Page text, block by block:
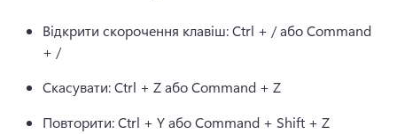
Відкрити скорочення клавіш: Ctrl + / або Command
+ /
Скасувати: Ctrl + Z або Command + Z
Повторити: Ctrl + Y або Command + Shift + Z